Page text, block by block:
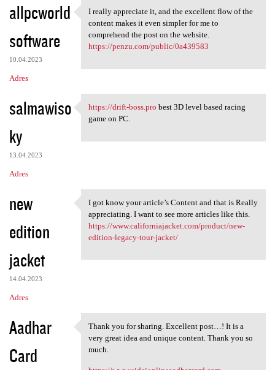
allpcworld
software
10.04.2023
Adres
I really appreciate it, and
I really appreciate it, and the excellent flow of the
content makes it even simpler for me to
comprehend the post on the website.
https://penzu.com/public/0a439583
salmawiso
ky
13.04.2023
Adres
https://drift-boss.pro best
https://drift-boss.pro best 3D level based racing
game on PC.
new
edition
jacket
14.04.2023
Adres
I got know your article’s
I got know your article’s Content and that is Really
appreciating. I want to see more articles like this.
https://www.californiajacket.com/product/new-
edition-legacy-tour-jacket/
Aadhar
Card
Thank you for sharing.
Thank you for sharing. Excellent post…! It is a
very great idea and unique content. Thank you so
much.